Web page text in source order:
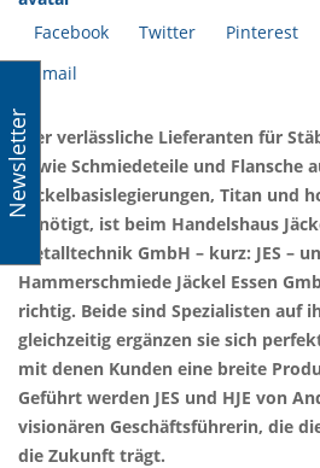
Facebook Twitter Pinterest
Email
Wer verlässliche Lieferanten für
sowie Schmiedeteile und Flansche
Nickelbasislegierungen, Titan und
benötigt, ist beim Handelshaus
Metalltechnik GmbH – kurz: JES –
Hammerschmiede Jäckel Essen
richtig. Beide sind Spezialisten auf
gleichzeitig ergänzen sie sich
mit denen Kunden eine breite
Geführt werden JES und HJE von
visionären Geschäftsführerin, die
die Zukunft trägt.
Newsletter